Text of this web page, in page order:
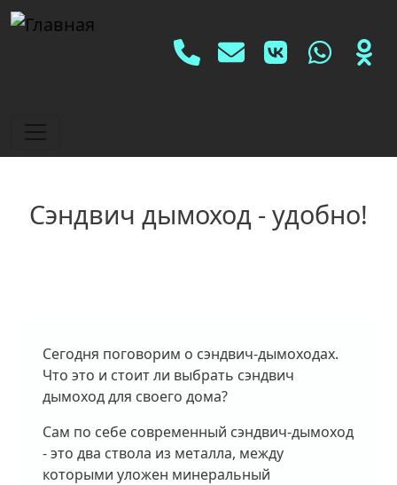
Social
Сэндвич дымоход - удобно!
Сегодня поговорим о сэндвич-дымоходах.
Что это и стоит ли выбрать сэндвич
дымоход для своего дома?
Сам по себе современный сэндвич-дымоход
- это два ствола из металла, между
которыми уложен минеральный